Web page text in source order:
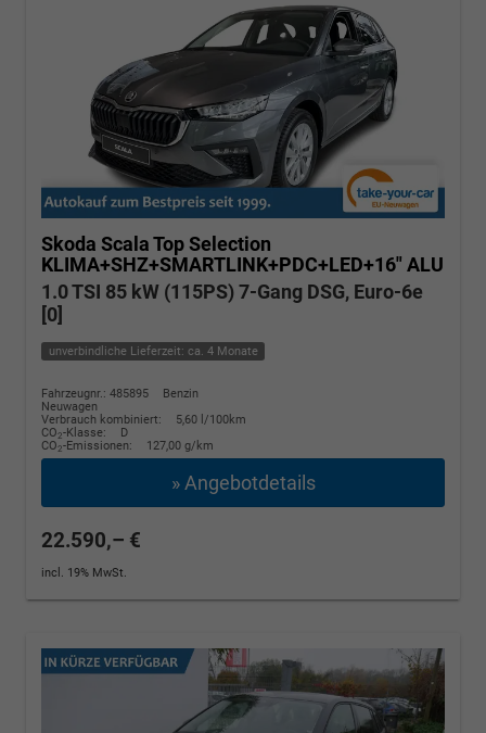
Skoda ScalaTop Selection
KLIMA+SHZ+SMARTLINK+PDC+LED+16" ALU
1.0 TSI 85 kW (115PS) 7-Gang DSG, Euro-6e
[0]
unverbindliche Lieferzeit: ca. 4 Monate
Fahrzeugnr.: 485895
Benzin
Neuwagen
Verbrauch kombiniert:
5,60 l/100km
CO2-Klasse:
D
CO2-Emissionen: 127,00 g/km
» Angebotdetails
22.590,– €
incl. 19% MwSt.